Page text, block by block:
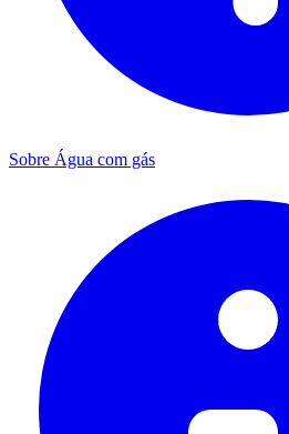
Sobre Água com gás